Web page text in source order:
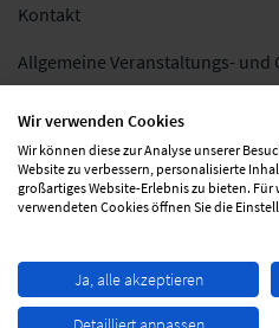
Kontakt
Allgemeine Veranstaltungs- und
Datenschutz
Folgen Sie uns
Wir verwenden Cookies
Wir können diese zur Analyse unserer
Website zu verbessern, personalisierte
großartiges Website-Erlebnis zu bieten.
verwendeten Cookies öffnen Sie die
Ja, alle akzeptieren